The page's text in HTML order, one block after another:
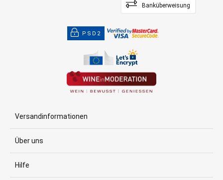
Banküberweisung
PSD2
Versandinformationen
Über uns
Hilfe